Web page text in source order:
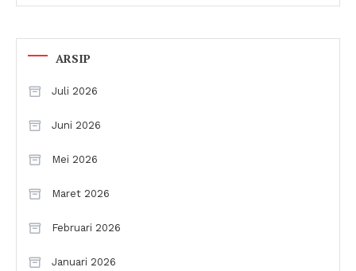
ARSIP
Juli 2026
Juni 2026
Mei 2026
Maret 2026
Februari 2026
Januari 2026